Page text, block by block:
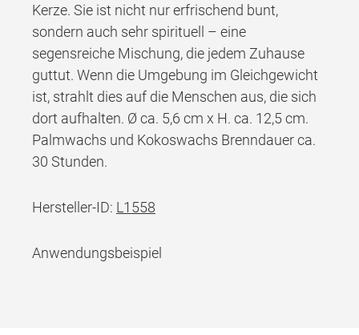
Kerze. Sie ist nicht nur erfrischend bunt,
sondern auch sehr spirituell – eine
segensreiche Mischung, die jedem Zuhause
guttut. Wenn die Umgebung im Gleichgewicht
ist, strahlt dies auf die Menschen aus, die sich
dort aufhalten. Ø ca. 5,6 cm x H. ca. 12,5 cm.
Palmwachs und Kokoswachs Brenndauer ca.
30 Stunden.
Hersteller-ID: L1558
Anwendungsbeispiel